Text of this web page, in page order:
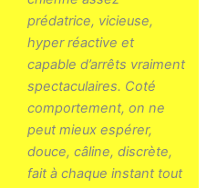
prédatrice, vicieuse,
hyper réactive et
capable d’arrêts vraiment
spectaculaires. Coté
comportement, on ne
peut mieux espérer,
douce, câline, discrète,
fait à chaque instant tout